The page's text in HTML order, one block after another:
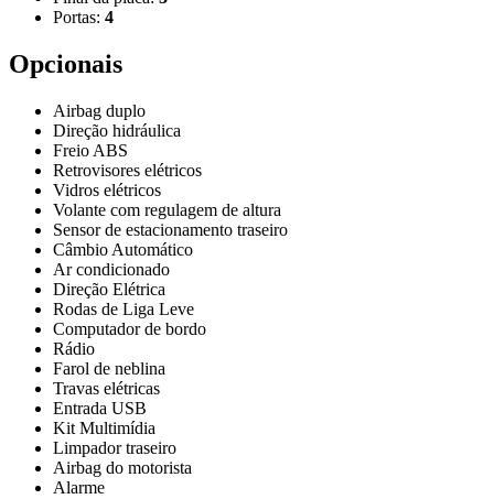
Portas: 4
Opcionais
Airbag duplo
Direção hidráulica
Freio ABS
Retrovisores elétricos
Vidros elétricos
Volante com regulagem de altura
Sensor de estacionamento traseiro
Câmbio Automático
Ar condicionado
Direção Elétrica
Rodas de Liga Leve
Computador de bordo
Rádio
Farol de neblina
Travas elétricas
Entrada USB
Kit Multimídia
Limpador traseiro
Airbag do motorista
Alarme